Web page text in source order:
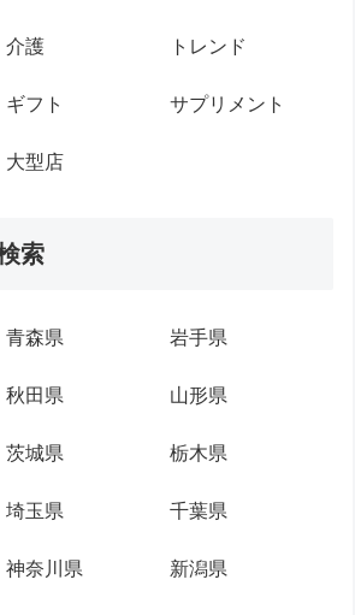
介護 トレンド
ギフト サプリメント
大型店
索
青森県 岩手県
秋田県 山形県
茨城県 栃木県
埼玉県 千葉県
神奈川県 新潟県